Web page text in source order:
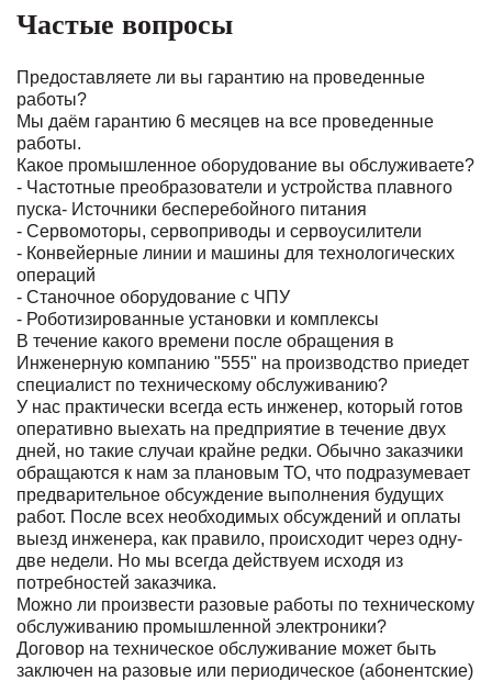
Частые вопросы
Предоставляете ли вы гарантию на проведенные
работы?
Мы даём гарантию 6 месяцев на все проведенные
работы.
Какое промышленное оборудование вы обслуживаете?
- Частотные преобразователи и устройства плавного
пуска- Источники бесперебойного питания
- Сервомоторы, сервоприводы и сервоусилители
- Конвейерные линии и машины для технологических
операций
- Станочное оборудование с ЧПУ
- Роботизированные установки и комплексы
В течение какого времени после обращения в
Инженерную компанию "555" на производство приедет
специалист по техническому обслуживанию?
У нас практически всегда есть инженер, который готов
оперативно выехать на предприятие в течение двух
дней, но такие случаи крайне редки. Обычно заказчики
обращаются к нам за плановым ТО, что подразумевает
предварительное обсуждение выполнения будущих
работ. После всех необходимых обсуждений и оплаты
выезд инженера, как правило, происходит через одну-
две недели. Но мы всегда действуем исходя из
потребностей заказчика.
Можно ли произвести разовые работы по техническому
обслуживанию промышленной электроники?
Договор на техническое обслуживание может быть
заключен на разовые или периодическое (абонентские)